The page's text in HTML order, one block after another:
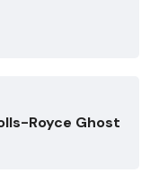
Royce Ghost